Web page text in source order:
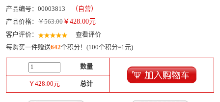
产品编号：00003813
（自营）
产品价格： ￥563.00 ￥ 428.00元
客户评价：
查看评价
每购买一件赠送642个积分！(100个积分=1元)
数量
￥428.00元 总计